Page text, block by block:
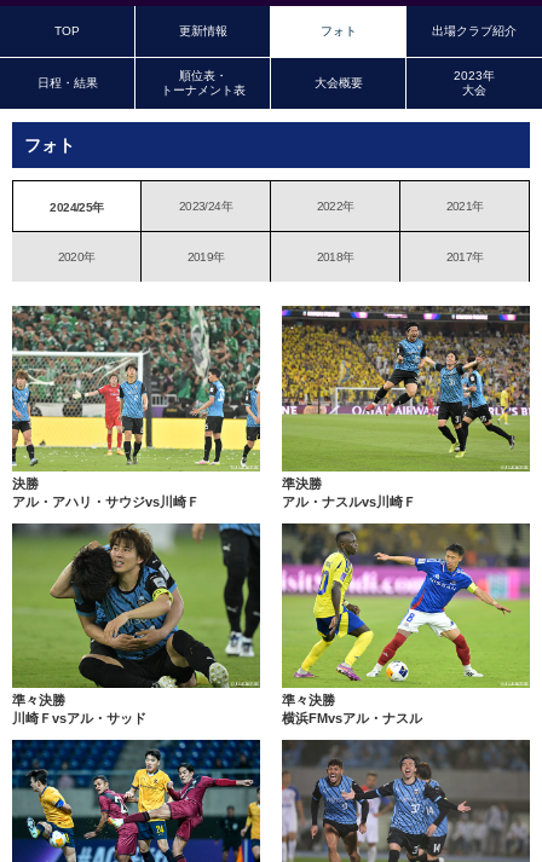
TOP 更新情報 フォト 出場クラブ紹介
日程・結果
順位表・
トーナメント表
大会概要
2023年
大会
フォト
2024/25年 2023/24年 2022年 2021年
2020年 2019年 2018年 2017年
決勝
アル・アハリ・サウジvs川崎Ｆ
準決勝
アル・ナスルvs川崎Ｆ
準々決勝
川崎Ｆvsアル・サッド
準々決勝
横浜FMvsアル・ナスル